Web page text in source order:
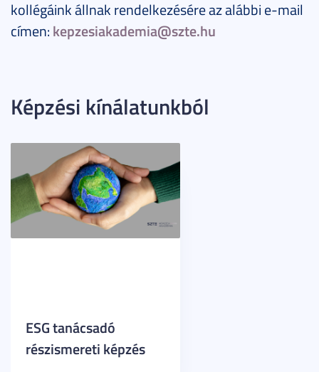
kollégáink állnak rendelkezésére az alábbi e-mail
címen: kepzesiakademia@szte.hu
Képzési kínálatunkból
ESG tanácsadó
részismereti képzés